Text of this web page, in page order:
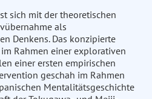
sich mit der theoretischen
als
Denkens. Das konzipierte
Rahmen einer explorativen
einer ersten empirischen
geschah im Rahmen
Mentalitätsgeschichte